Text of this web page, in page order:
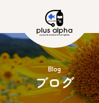
Blog
ブログ